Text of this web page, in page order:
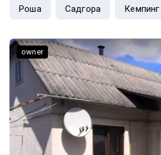
Роша Садгора Кемпинг
owner